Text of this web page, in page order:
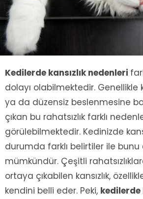
Kedilerde kansızlık nedenleri
dolayı olabilmektedir. Genellikle
ya da düzensiz beslenmesine
çıkan bu rahatsızlık farklı
görülebilmektedir. Kedinizde
durumda farklı belirtiler ile bunu
mümkündür. Çeşitli
ortaya çıkabilen kansızlık,
kendini belli eder. Peki, kedilerde